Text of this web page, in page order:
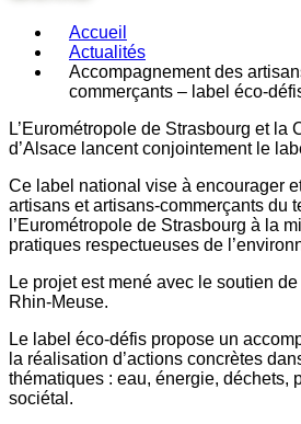
Accueil
Actualités
Accompagnement des
commerçants – label éco-
L’Eurométropole de Strasbourg et la
d’Alsace lancent conjointement le
Ce label national vise à encourager
artisans et artisans-commerçants du
l’Eurométropole de Strasbourg à la
pratiques respectueuses de
Le projet est mené avec le soutien de
Rhin-Meuse.
Le label éco-défis propose un
la réalisation d’actions concrètes
thématiques : eau, énergie, déchets,
sociétal.